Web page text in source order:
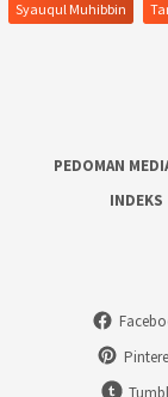
Syauqul Muhibbin
PEDOMAN
INDEKS